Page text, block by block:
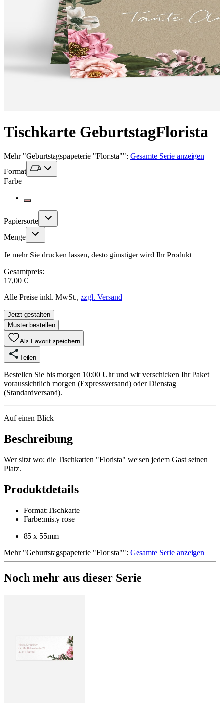
Tischkarte GeburtstagFlorista
Mehr"Geburtstagspapeterie "Florista"": Gesamte Serie anzeigen
Format
Farbe
Papiersorte
Menge
Je mehr Sie drucken lassen, desto günstiger wird Ihr Produkt
Gesamtpreis:
17,00 €
Alle Preise inkl. MwSt., zzgl. Versand
Jetzt gestalten
Muster bestellen
Als Favorit speichern
Teilen
Bestellen Sie bis morgen 10:00 Uhr und wir verschicken Ihr Paket
voraussichtlich morgen (Expressversand) oder Dienstag
(Standardversand).
Auf einen Blick
Beschreibung
Wer sitzt wo: die Tischkarten "Florista" weisen jedem Gast seinen
Platz.
Produktdetails
Format:Tischkarte
Farbe:misty rose
85 x 55mm
Mehr"Geburtstagspapeterie "Florista"": Gesamte Serie anzeigen
Noch mehr aus dieser Serie